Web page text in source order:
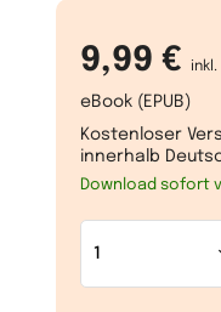
9,99 € inkl.
eBook (EPUB)
Kostenloser
innerhalb
Download sofort